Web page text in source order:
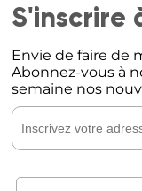
S'inscrire
Envie de faire de
Abonnez-vous à
semaine nos